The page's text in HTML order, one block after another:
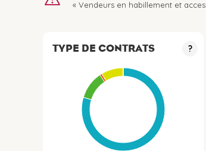
« Vendeurs en habillement et
TYPE DE CONTRATS ?